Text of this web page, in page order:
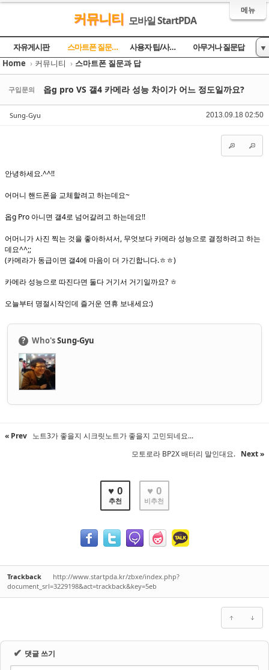
메뉴
커뮤니티 모바일 StartPDA
자유게시판 스마트폰 질문과 답 사용자 팁/사용기
아무거나 질문답
토론의 장
▼
Home › 커뮤니티 › 스마트폰 질문과 답
구입문의
2013.09.18 02:50
옵g pro VS 갤4 카메라 성능 차이가 어느 정도일까요?
Sung-Gyu
안녕하세요.^^!!
어머니 핸드폰을 교체할려고 하는데요~
옵g Pro 아니면 갤4로 넘어갈려고 하는데요!!
어머니가 사진 찍는 것을 좋아하셔서, 무엇보다 카메라 성능으로 결정하려고 하는
데요^^;;
(카메라가 동급이면 갤4에 마음이 더 가긴합니다.ㅎㅎ)
카메라 성능으로 따진다면 둘다 거기서 거기일까요? ㅎ
오늘부터 명절시작인데 즐거운 연휴 보내세요:)
? Who'sSung-Gyu
« Prev 노트3가 좋을지 시크릿노트가 좋을지 고민되네요...
모토로라 BP2X 배터리 말인대요. Next »
♥ 0
추천
♥ 0
비추천
Trackback
http://www.startpda.kr/zbxe/index.php?
document_srl=3229198&act=trackback&key=5eb
✔ 댓글 쓰기
Sketchbook5, 스케치북5
Sketchbook5, 스케치북5
Sketchbook5, 스케치북5
Sketchbook5, 스케치북5